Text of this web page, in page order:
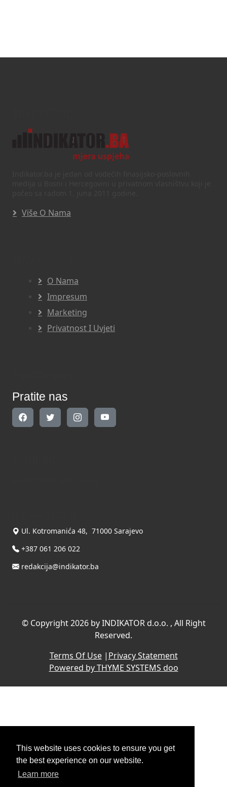
This website uses cookies to ensure you get
the best experience on our website.
Learn more
Više O Nama
O Nama
Impresum
Marketing
Privatnost I Uvjeti
Pratite nas
Ul. Kotromanića 48, 71000 Sarajevo
+387 061 206 022
redakcija@indikator.ba
© Copyright 2026 by INDIKATOR d.o.o. , All Right
Reserved.
Terms Of Use| Privacy Statement
Powered by THYME SYSTEMS doo